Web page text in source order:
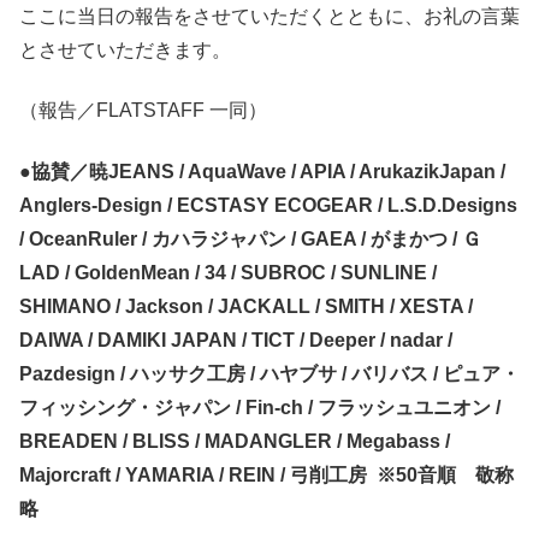
ここに当日の報告をさせていただくとともに、お礼の言葉
とさせていただきます。
（報告／FLATSTAFF 一同）
●協賛／暁JEANS / AquaWave / APIA / ArukazikJapan /
Anglers-Design / ECSTASY ECOGEAR / L.S.D.Designs
/ OceanRuler / カハラジャパン / GAEA / がまかつ / Ｇ
LAD / GoldenMean / 34 / SUBROC / SUNLINE /
SHIMANO / Jackson / JACKALL / SMITH / XESTA /
DAIWA / DAMIKI JAPAN / TICT / Deeper / nadar /
Pazdesign / ハッサク工房 / ハヤブサ / バリバス / ピュア・
フィッシング・ジャパン / Fin-ch / フラッシュユニオン /
BREADEN / BLISS / MADANGLER / Megabass /
Majorcraft / YAMARIA / REIN / 弓削工房 ※50音順 敬称
略